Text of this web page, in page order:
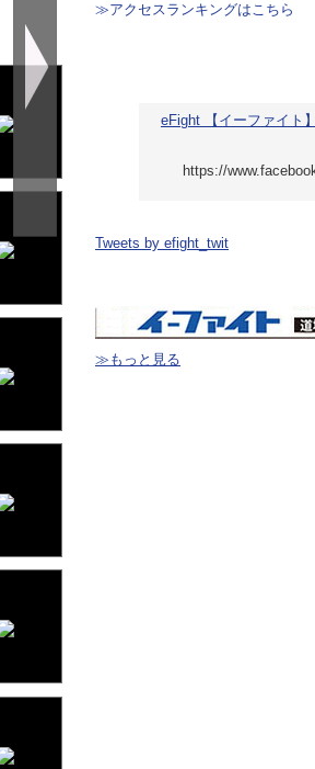
≫アクセスランキングはこちら
eFight 【イーファイト】
Tweets by efight_twit
≫もっと見る